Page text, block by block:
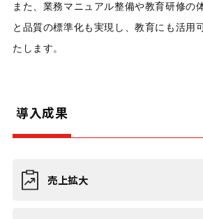
また、業務マニュアル整備や教育研修の
と品質の標準化も実現し、教育にも活用
たします。
導入成果
売上拡大